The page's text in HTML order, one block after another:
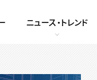
ニュース・トレンド